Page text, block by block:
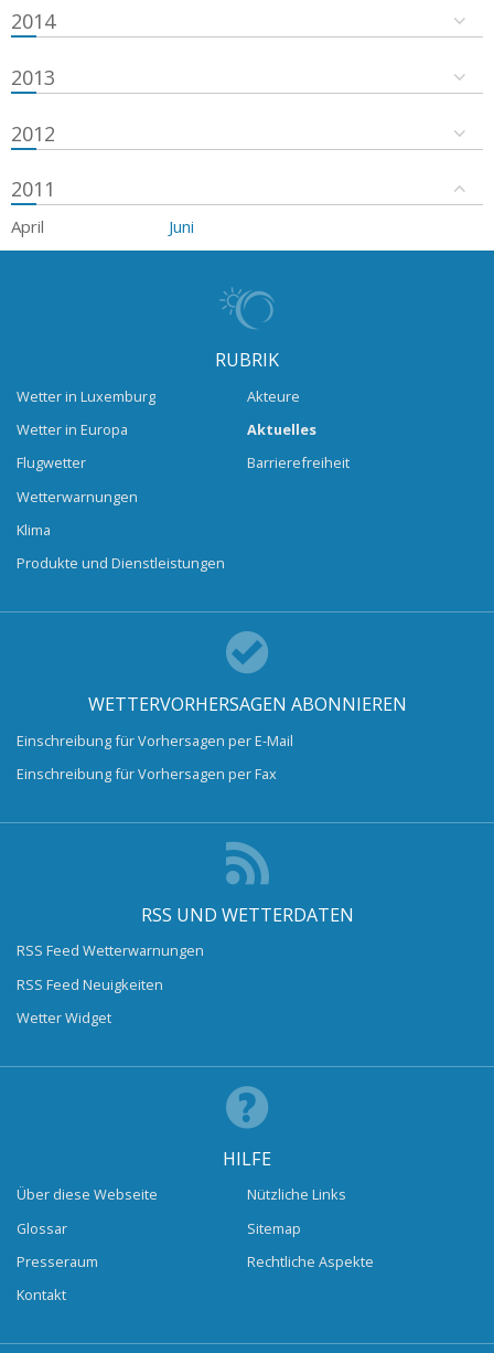
2014
2013
2012
2011
April Juni
RUBRIK
Wetter in Luxemburg
Wetter in Europa
Flugwetter
Wetterwarnungen
Klima
Produkte und Dienstleistungen
Akteure
Aktuelles
Barrierefreiheit
WETTERVORHERSAGEN ABONNIEREN
Einschreibung für Vorhersagen per E-Mail
Einschreibung für Vorhersagen per Fax
RSS UND WETTERDATEN
RSS Feed Wetterwarnungen
RSS Feed Neuigkeiten
Wetter Widget
HILFE
Über diese Webseite
Glossar
Presseraum
Kontakt
Nützliche Links
Sitemap
Rechtliche Aspekte